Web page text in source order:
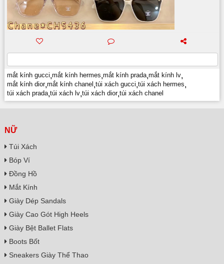
mắt kính gucci,mắt kính hermes,mắt kính prada,mắt kính lv,
mắt kính dior,mắt kính chanel ,túi xách gucci,túi xách hermes,
túi xách prada,túi xách lv,túi xách dior,túi xách chanel
NỮ
Túi Xách
Bóp Ví
Đồng Hồ
Mắt Kính
Giày Dép Sandals
Giày Cao Gót High Heels
Giày Bệt Ballet Flats
Boots Bốt
Sneakers Giày Thể Thao